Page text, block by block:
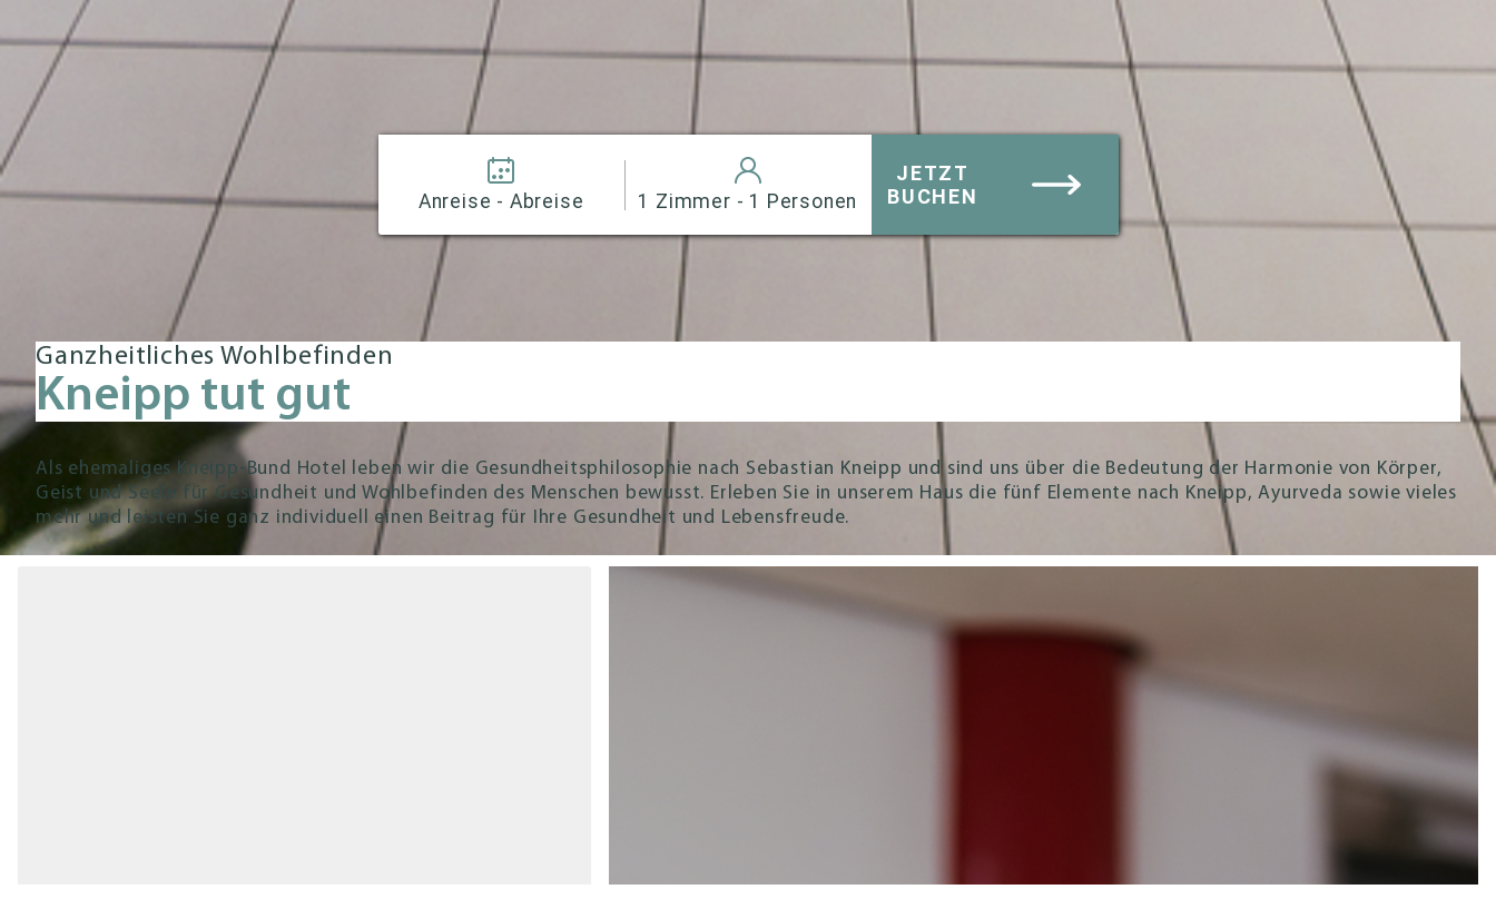
Anreise - Abreise 1 Zimmer - 1 Personen
JETZT
BUCHEN
Ganzheitliches Wohlbefinden
Kneipp tut gut
Als ehemaliges Kneipp-Bund Hotel leben wir die Gesundheitsphilosophie nach Sebastian Kneipp und sind uns über die Bedeutung der Harmonie von Körper,
Geist und Seele für Gesundheit und Wohlbefinden des Menschen bewusst. Erleben Sie in unserem Haus die fünf Elemente nach Kneipp, Ayurveda sowie vieles
mehr und leisten Sie ganz individuell einen Beitrag für Ihre Gesundheit und Lebensfreude.